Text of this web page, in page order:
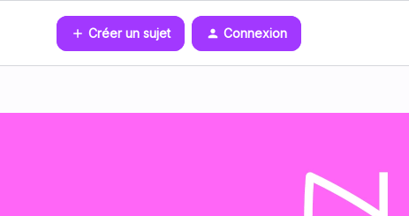
Créer un sujet Connexion